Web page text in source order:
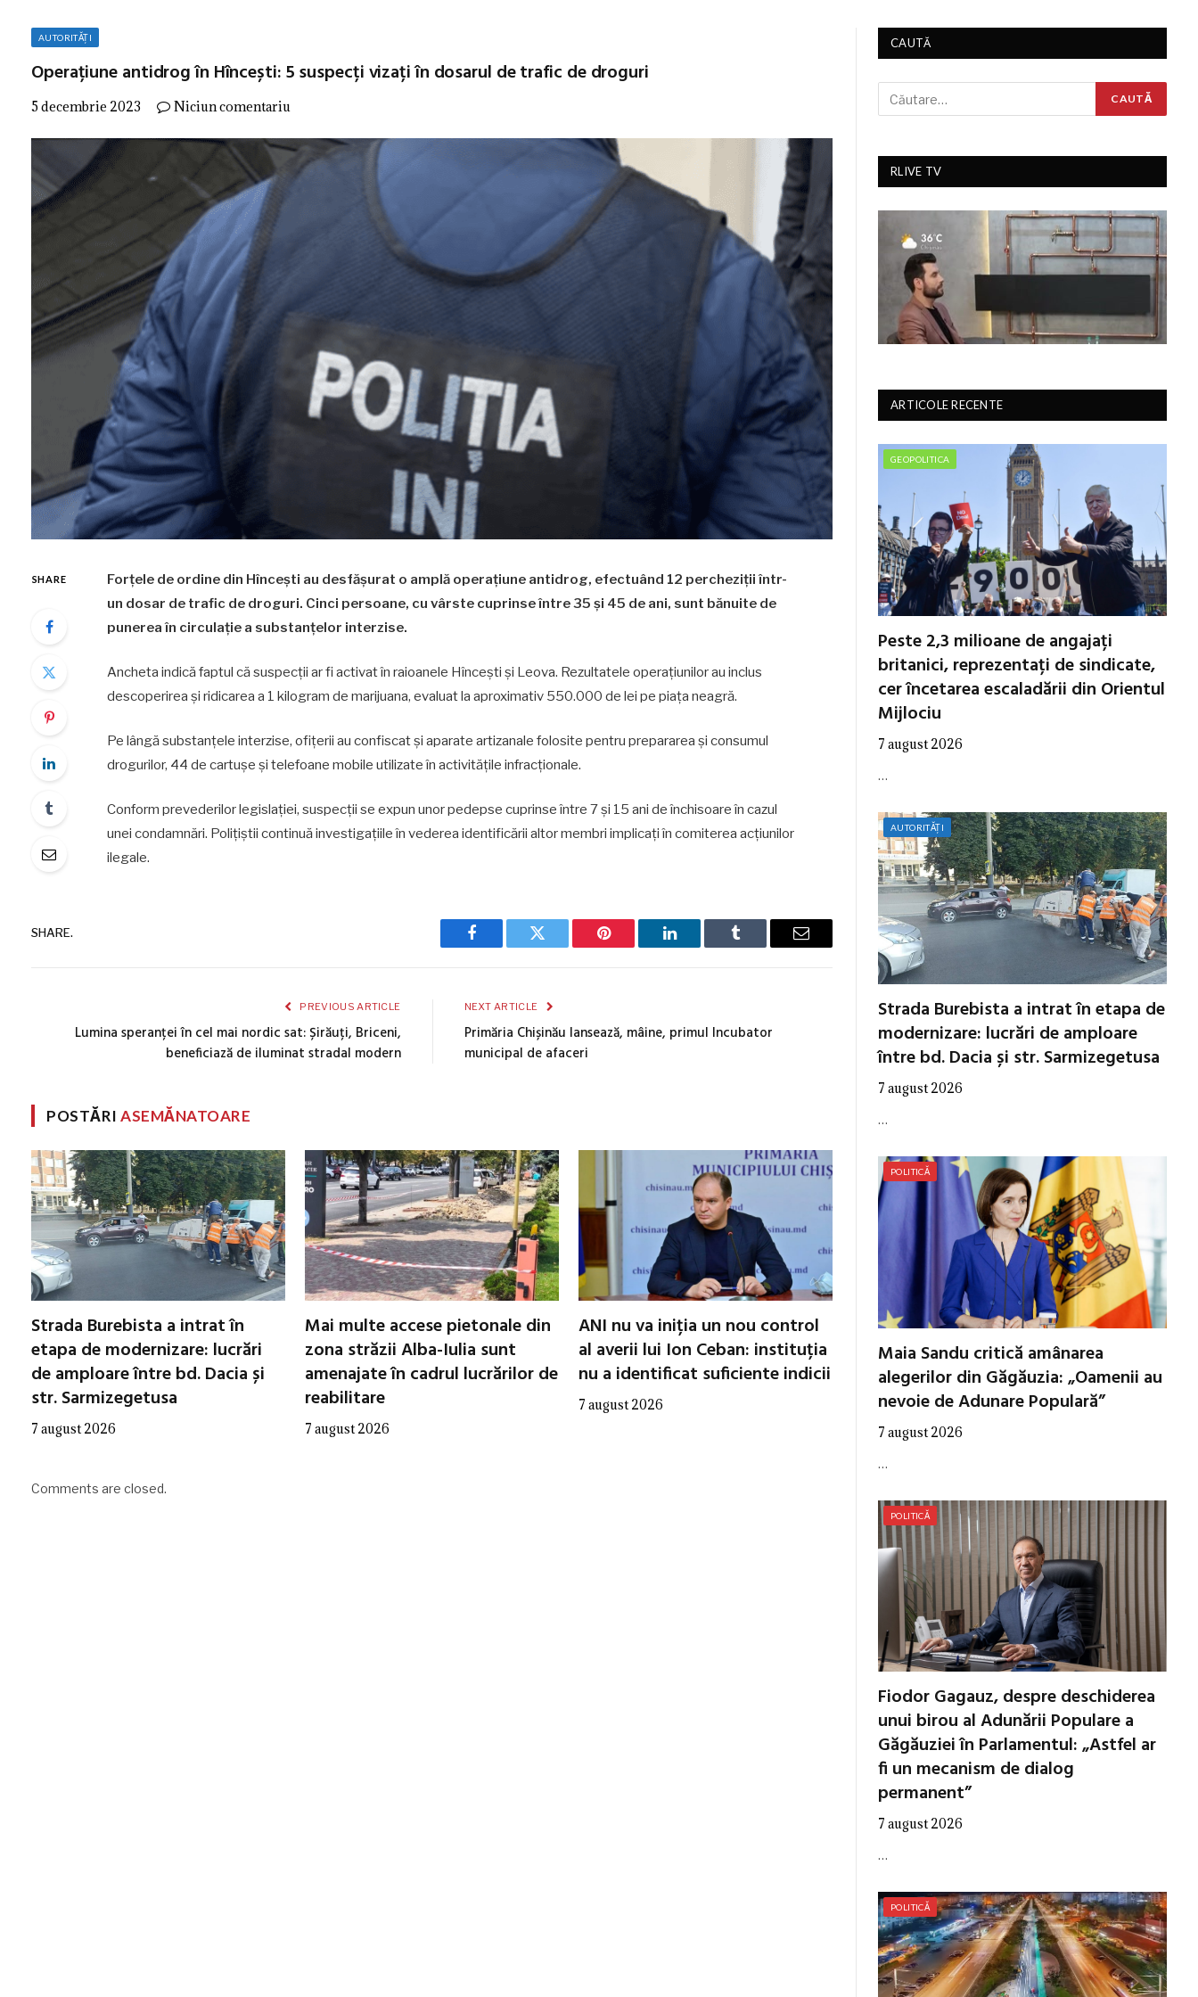
AUTORITĂȚI
Operațiune antidrog în Hîncești: 5 suspecți vizați în dosarul de trafic de droguri
5 decembrie 2023 Niciun comentariu
SHARE
Forțele de ordine din Hîncești au desfășurat o amplă operațiune antidrog, efectuând 12 percheziții într-
un dosar de trafic de droguri. Cinci persoane, cu vârste cuprinse între 35 și 45 de ani, sunt bănuite de
punerea în circulație a substanțelor interzise.
Ancheta indică faptul că suspecții ar fi activat în raioanele Hîncești și Leova. Rezultatele operațiunilor au inclus
descoperirea și ridicarea a 1 kilogram de marijuana, evaluat la aproximativ 550.000 de lei pe piața neagră.
Pe lângă substanțele interzise, ofițerii au confiscat și aparate artizanale folosite pentru prepararea și consumul
drogurilor, 44 de cartușe și telefoane mobile utilizate în activitățile infracționale.
Conform prevederilor legislației, suspecții se expun unor pedepse cuprinse între 7 și 15 ani de închisoare în cazul
unei condamnări. Polițiștii continuă investigațiile în vederea identificării altor membri implicați în comiterea acțiunilor
ilegale.
SHARE.
Facebook Twitter Pinterest LinkedIn Tumblr Email
PREVIOUS ARTICLE
Lumina speranței în cel mai nordic sat: Șirăuți, Briceni,
beneficiază de iluminat stradal modern
NEXT ARTICLE
Primăria Chișinău lansează, mâine, primul Incubator
municipal de afaceri
POSTĂRIASEMĂNATOARE
Strada Burebista a intrat în
etapa de modernizare: lucrări
de amploare între bd. Dacia și
str. Sarmizegetusa
7 august 2026
Mai multe accese pietonale din
zona străzii Alba-Iulia sunt
amenajate în cadrul lucrărilor de
reabilitare
7 august 2026
ANI nu va iniția un nou control
al averii lui Ion Ceban: instituția
nu a identificat suficiente indicii
7 august 2026
Comments are closed.
CAUTĂ
RLIVE TV
ARTICOLE RECENTE
GEOPOLITICA
Peste 2,3 milioane de angajați
britanici, reprezentați de sindicate,
cer încetarea escaladării din Orientul
Mijlociu
7 august 2026
…
AUTORITĂȚI
Strada Burebista a intrat în etapa de
modernizare: lucrări de amploare
între bd. Dacia și str. Sarmizegetusa
7 august 2026
…
POLITICĂ
Maia Sandu critică amânarea
alegerilor din Găgăuzia: „Oamenii au
nevoie de Adunare Populară”
7 august 2026
…
POLITICĂ
Fiodor Gagauz, despre deschiderea
unui birou al Adunării Populare a
Găgăuziei în Parlamentul: „Astfel ar
fi un mecanism de dialog
permanent”
7 august 2026
…
POLITICĂ